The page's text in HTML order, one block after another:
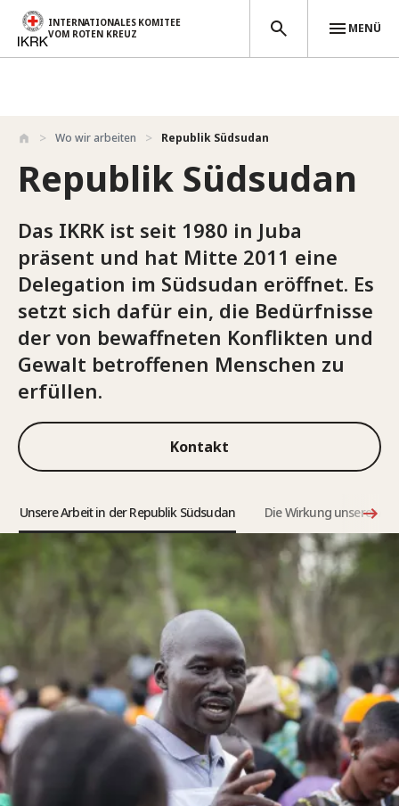
Direkt zum Inhalt
INTERNATIONALES KOMITEE
VOM ROTEN KREUZ
MENÜ
Wo wir arbeiten Republik Südsudan
Republik Südsudan
Das IKRK ist seit 1980 in Juba
präsent und hat Mitte 2011 eine
Delegation im Südsudan eröffnet. Es
setzt sich dafür ein, die Bedürfnisse
der von bewaffneten Konflikten und
Gewalt betroffenen Menschen zu
erfüllen.
Kontakt
Unsere Arbeit in der Republik Südsudan Die Wirkung unserer